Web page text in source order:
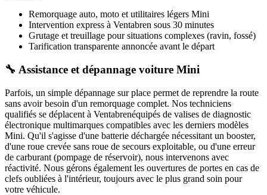
Remorquage auto, moto et utilitaires légers Mini
Intervention express à Ventabren sous 30 minutes
Grutage et treuillage pour situations complexes (ravin, fossé)
Tarification transparente annoncée avant le départ
🔧 Assistance et dépannage voiture Mini
Parfois, un simple dépannage sur place permet de reprendre la route
sans avoir besoin d'un remorquage complet. Nos techniciens
qualifiés se déplacent à Ventabrenéquipés de valises de diagnostic
électronique multimarques compatibles avec les derniers modèles
Mini. Qu'il s'agisse d'une batterie déchargée nécessitant un booster,
d'une roue crevée sans roue de secours exploitable, ou d'une erreur
de carburant (pompage de réservoir), nous intervenons avec
réactivité. Nous gérons également les ouvertures de portes en cas de
clefs oubliées à l'intérieur, toujours avec le plus grand soin pour
votre véhicule.